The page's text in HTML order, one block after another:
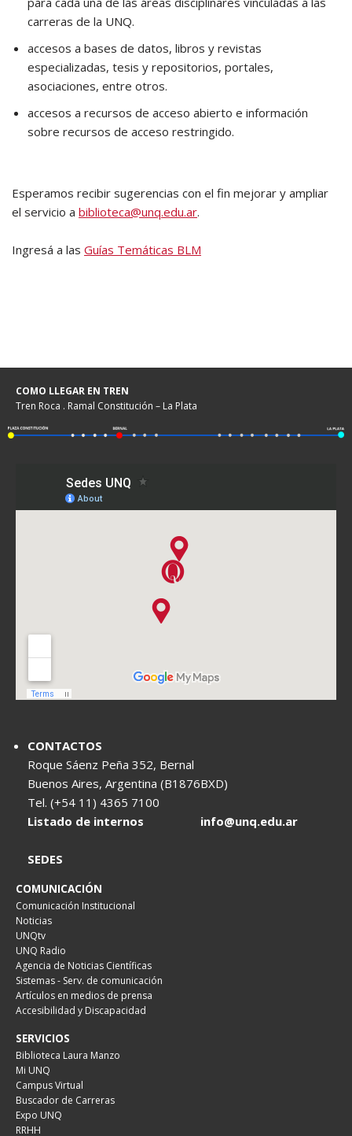
carreras de la UNQ.
accesos a bases de datos, libros y revistas
especializadas, tesis y repositorios, portales,
asociaciones, entre otros.
accesos a recursos de acceso abierto e información
sobre recursos de acceso restringido.
Esperamos recibir sugerencias con el fin mejorar y ampliar
el servicio a biblioteca@unq.edu.ar.
Ingresá a las Guías Temáticas BLM
COMO LLEGAR EN TREN
Tren Roca . Ramal Constitución – La Plata
CONTACTOS
Roque Sáenz Peña 352, Bernal
Buenos Aires, Argentina (B1876BXD)
Tel. (+54 11) 4365 7100
Listado de internos
info@unq.edu.ar
SEDES
COMUNICACIÓN
Comunicación Institucional
Noticias
UNQtv
UNQ Radio
Agencia de Noticias Científicas
Sistemas - Serv. de comunicación
Artículos en medios de prensa
Accesibilidad y Discapacidad
SERVICIOS
Biblioteca Laura Manzo
Mi UNQ
Campus Virtual
Buscador de Carreras
Expo UNQ
RRHH